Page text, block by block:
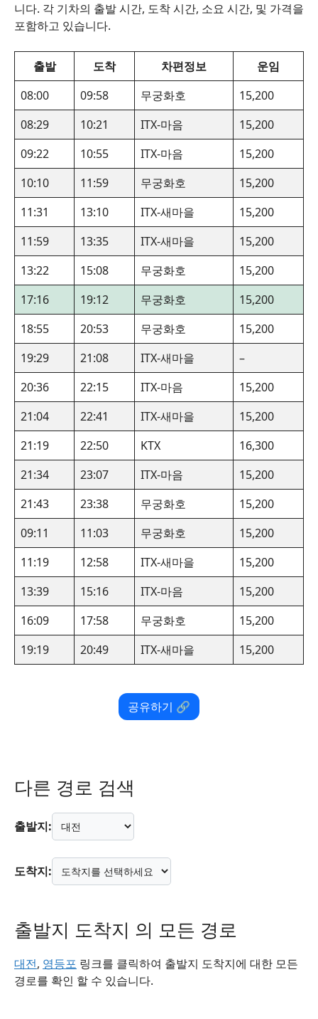
니다. 각 기차의 출발 시간, 도착 시간, 소요 시간, 및 가격을
포함하고 있습니다.
출발 도착 차편정보
운임
08:00
09:58 무궁화호
15,200
08:29
10:21 ITX-마음
15,200
09:22
10:55 ITX-마음
15,200
10:10
11:59 무궁화호
15,200
11:31
13:10 ITX-새마을
15,200
11:59
13:35 ITX-새마을
15,200
13:22
15:08 무궁화호
15,200
17:16
19:12 무궁화호
15,200
18:55
20:53 무궁화호
15,200
19:29
21:08 ITX-새마을
–
20:36
22:15 ITX-마음
15,200
21:04
22:41 ITX-새마을
15,200
21:19
22:50 KTX
16,300
21:34
23:07 ITX-마음
15,200
21:43
23:38 무궁화호
15,200
09:11
11:03 무궁화호
15,200
11:19
12:58 ITX-새마을
15,200
13:39
15:16 ITX-마음
15,200
16:09
17:58 무궁화호
15,200
19:19
20:49 ITX-새마을 15,200
공유하기 🔗
다른 경로 검색
출발지:
도착지:
출발지 도착지 의 모든 경로
대전, 영등포 링크를 클릭하여 출발지 도착지에 대한 모든
경로를 확인 할 수 있습니다.